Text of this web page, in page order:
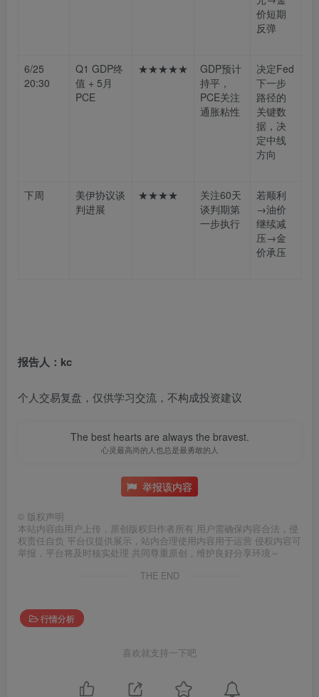
价短期
反弹
6/25
20:30
Q1 GDP终
值 + 5月
PCE
★★★★★
GDP预计
持平，
PCE关注
通胀粘性
决定Fed
下一步
路径的
关键数
据，决
定中线
方向
下周
美伊协议谈
判进展
★★★★
关注60天
谈判期第
一步执行
若顺利
→油价
继续减
压→金
价承压
报告人：kc
个人交易复盘，仅供学习交流，不构成投资建议
The best hearts are always the bravest.
心灵最高尚的人也总是最勇敢的人
举报该内容
© 版权声明
本站内容由用户上传，原创版权归作者所有 用户需确保内容合法，侵
权责任自负 平台仅提供展示，站内合理使用内容用于运营 侵权内容可
举报，平台将及时核实处理 共同尊重原创，维护良好分享环境～
THE END
行情分析
喜欢就支持一下吧